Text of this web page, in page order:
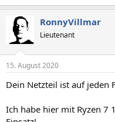
RonnyVillmar
Lieutenant
15. August 2020
Dein Netzteil ist auf jeden
Ich habe hier mit Ryzen 7